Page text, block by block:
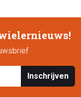
Inschrijven